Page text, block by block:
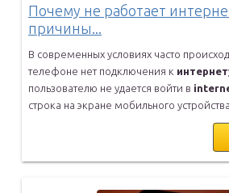
Почему не работает
причины...
В современных условиях часто
телефоне нет подключения к
пользователю не удается войти в
строка на экране мобильного